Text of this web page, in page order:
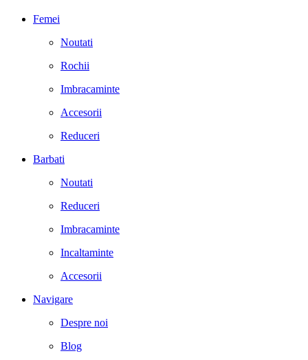
Femei
Noutati
Rochii
Imbracaminte
Accesorii
Reduceri
Barbati
Noutati
Reduceri
Imbracaminte
Incaltaminte
Accesorii
Navigare
Despre noi
Blog